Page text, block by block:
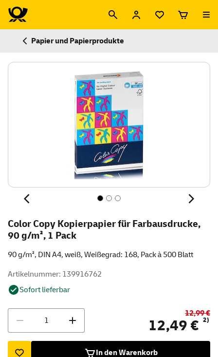
Papier und Papierprodukte
Color Copy Kopierpapier für Farbausdrucke,
90 g/m², 1 Pack
90 g/m², DIN A4, weiß, Weißegrad: 168, Pack à 500 Blatt
Artikelnummer: 139916762
Sofort lieferbar
12,99 €
12,49 € 2)
In den Warenkorb